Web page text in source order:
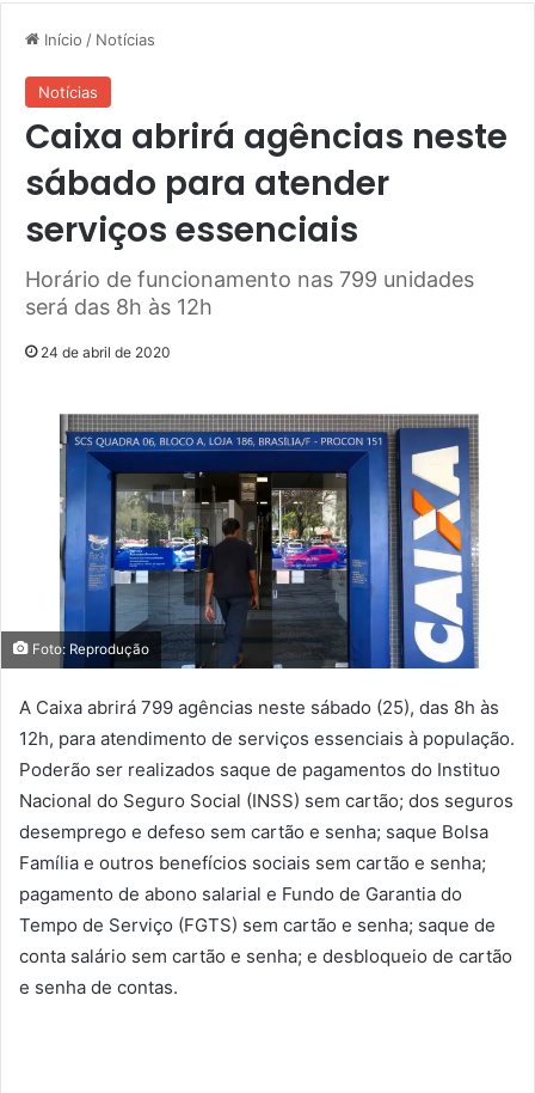
Início / Notícias
Notícias
Caixa abrirá agências neste
sábado para atender
serviços essenciais
Horário de funcionamento nas 799 unidades
será das 8h às 12h
24 de abril de 2020
Foto: Reprodução
A Caixa abrirá 799 agências neste sábado (25), das 8h às
12h, para atendimento de serviços essenciais à população.
Poderão ser realizados saque de pagamentos do Instituo
Nacional do Seguro Social (INSS) sem cartão; dos seguros
desemprego e defeso sem cartão e senha; saque Bolsa
Família e outros benefícios sociais sem cartão e senha;
pagamento de abono salarial e Fundo de Garantia do
Tempo de Serviço (FGTS) sem cartão e senha; saque de
conta salário sem cartão e senha; e desbloqueio de cartão
e senha de contas.